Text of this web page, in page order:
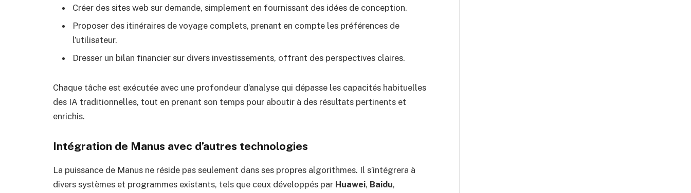
Créer des sites web sur demande, simplement en fournissant des idées de conception.
Proposer des itinéraires de voyage complets, prenant en compte les préférences de
l’utilisateur.
Dresser un bilan financier sur divers investissements, offrant des perspectives claires.
Chaque tâche est exécutée avec une profondeur d’analyse qui dépasse les capacités habituelles
des IA traditionnelles, tout en prenant son temps pour aboutir à des résultats pertinents et
enrichis.
Intégration de Manus avec d’autres technologies
La puissance de Manus ne réside pas seulement dans ses propres algorithmes. Il s’intégrera à
divers systèmes et programmes existants, tels que ceux développés par Huawei, Baidu,